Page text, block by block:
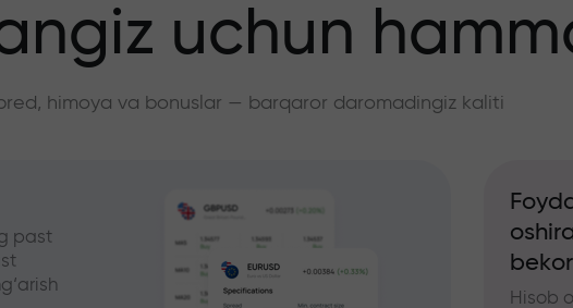
uchun
himoya va bonuslar — barqaror daromadingiz kaliti
past
Hisob